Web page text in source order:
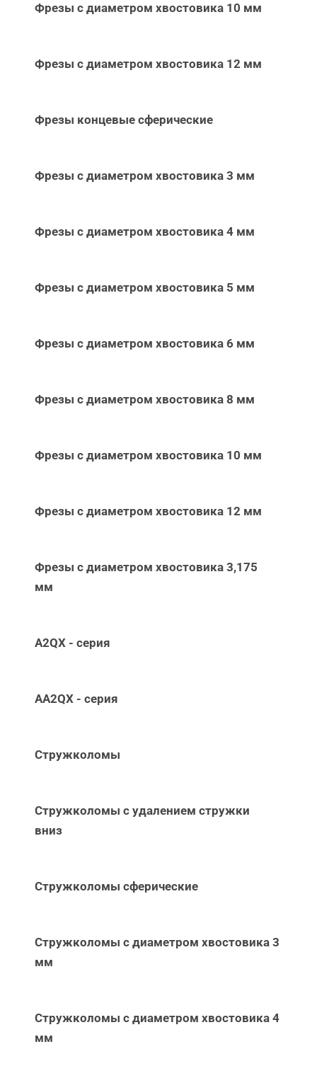
Фрезы с диаметром хвостовика 10 мм
Фрезы с диаметром хвостовика 12 мм
Фрезы концевые сферические
Фрезы с диаметром хвостовика 3 мм
Фрезы с диаметром хвостовика 4 мм
Фрезы с диаметром хвостовика 5 мм
Фрезы с диаметром хвостовика 6 мм
Фрезы с диаметром хвостовика 8 мм
Фрезы с диаметром хвостовика 10 мм
Фрезы с диаметром хвостовика 12 мм
Фрезы с диаметром хвостовика 3,175
мм
A2QX - серия
AA2QX - серия
Стружколомы
Стружколомы с удалением стружки
вниз
Стружколомы сферические
Стружколомы с диаметром хвостовика 3
мм
Стружколомы с диаметром хвостовика 4
мм